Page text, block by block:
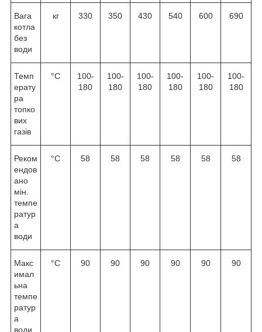
Вага
котла
без
води
кг 330 350 430 540 600 690
Темп
ерату
ра
топко
вих
газів
°C
100-
180
100-
180
100-
180
100-
180
100-
180
100-
180
Реком
ендов
ано
мін.
темпе
ратур
а
води
°C 58 58 58 58 58 58
Макс
имал
ьна
темпе
ратур
а
води
°C 90 90 90 90 90 90